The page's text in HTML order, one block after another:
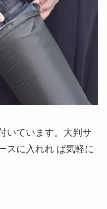
いています。大判サ
スに入れれ ば気軽に